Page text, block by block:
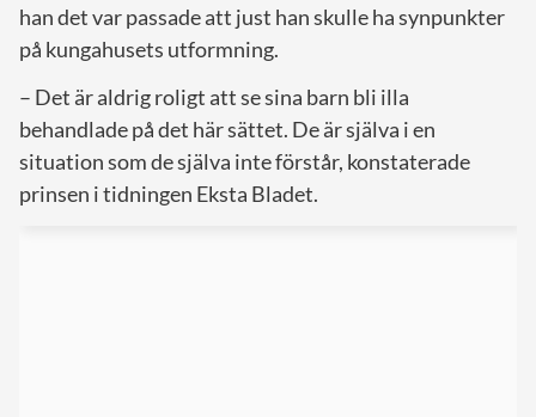
han det var passade att just han skulle ha synpunkter
på kungahusets utformning.
– Det är aldrig roligt att se sina barn bli illa
behandlade på det här sättet. De är själva i en
situation som de själva inte förstår, konstaterade
prinsen i tidningen Eksta Bladet.